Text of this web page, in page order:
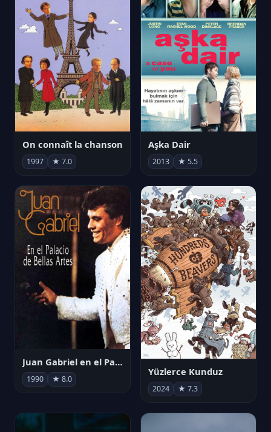
On connaît la chanson
1997 ★ 7.0
Aşka Dair
2013 ★ 5.5
Juan Gabriel en el Palacio de Bellas Artes
1990 ★ 8.0
Yüzlerce Kunduz
2024 ★ 7.3